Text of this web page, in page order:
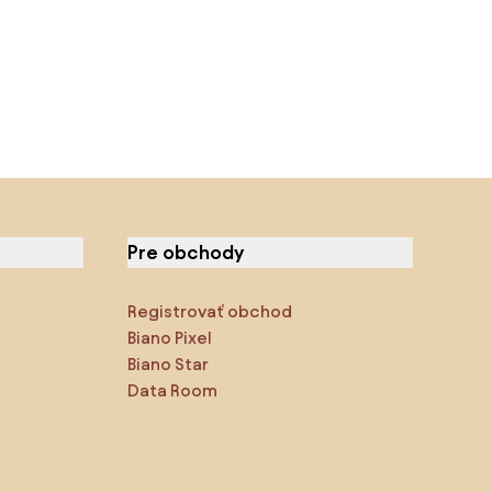
Pre obchody
Registrovať obchod
Biano Pixel
Biano Star
Data Room